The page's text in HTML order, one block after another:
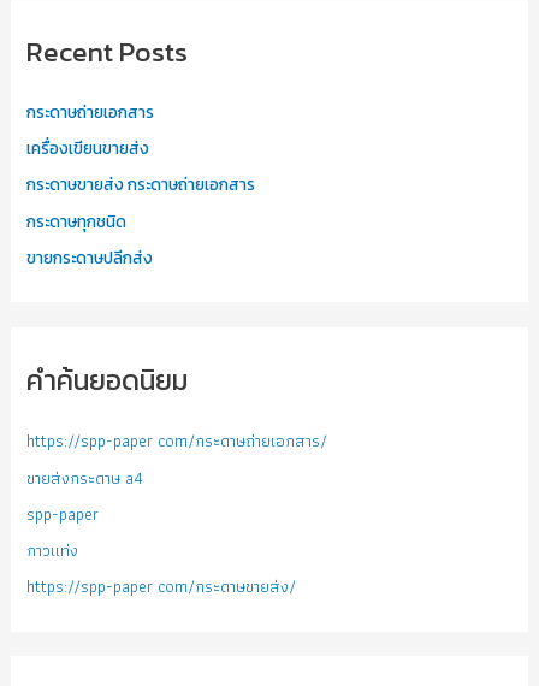
Recent Posts
กระดาษถ่ายเอกสาร
เครื่องเขียนขายส่ง
กระดาษขายส่ง กระดาษถ่ายเอกสาร
กระดาษทุกชนิด
ขายกระดาษปลีกส่ง
คำค้นยอดนิยม
https://spp-paper com/กระดาษถ่ายเอกสาร/
ขายส่งกระดาษ a4
spp-paper
กาวแท่ง
https://spp-paper com/กระดาษขายส่ง/